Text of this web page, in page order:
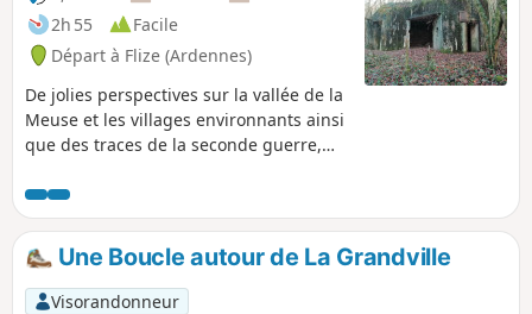
2h 55
Facile
Départ à Flize (Ardennes)
De jolies perspectives sur la vallée de la
Meuse et les villages environnants ainsi
que des traces de la seconde guerre,
a marqué l'histoire économique.
Une Boucle autour de La Grandville
Visorandonneur